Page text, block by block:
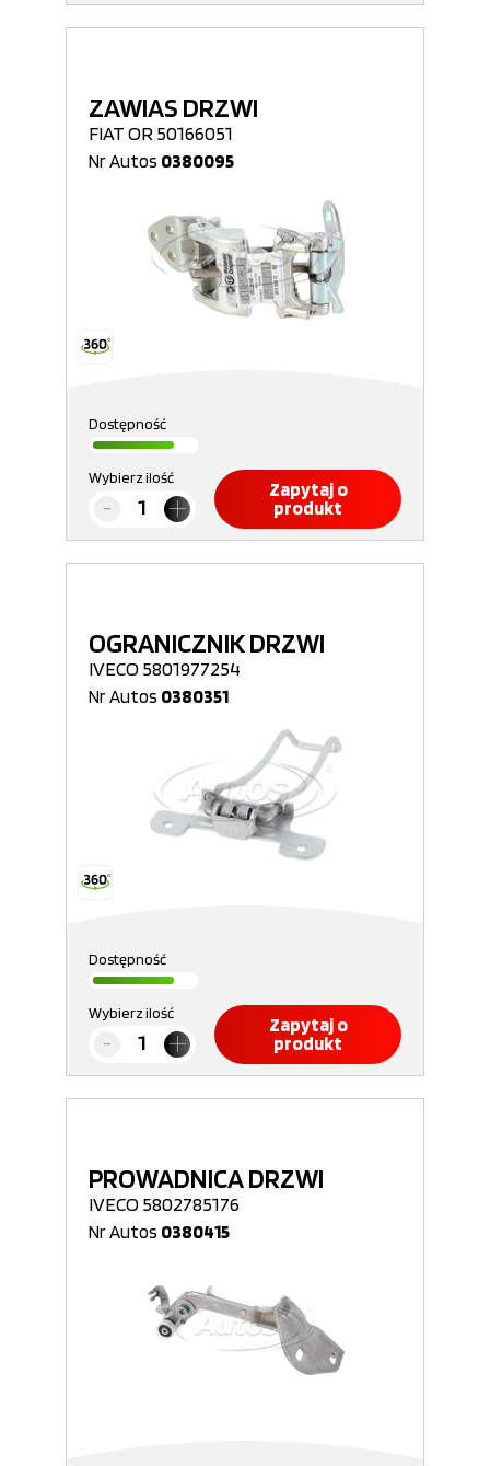
ZAWIAS DRZWI
FIAT OR 50166051
Nr Autos 0380095
Dostępność
Wybierz ilość
Zapytaj o
produkt
OGRANICZNIK DRZWI
IVECO 5801977254
Nr Autos 0380351
Dostępność
Wybierz ilość
Zapytaj o
produkt
PROWADNICA DRZWI
IVECO 5802785176
Nr Autos 0380415